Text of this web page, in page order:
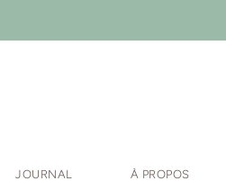
JOURNAL À PROPOS